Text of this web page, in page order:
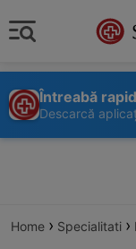
Întreabă
Descarcă
Home › Specialitati ›